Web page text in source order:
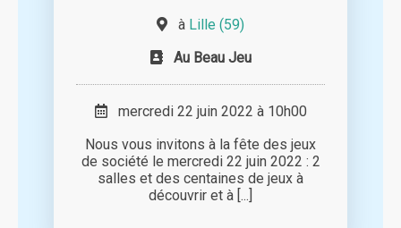
à Lille (59)
Au Beau Jeu
mercredi 22 juin 2022 à 10h00
Nous vous invitons à la fête des jeux
de société le mercredi 22 juin 2022 : 2
salles et des centaines de jeux à
découvrir et à [...]